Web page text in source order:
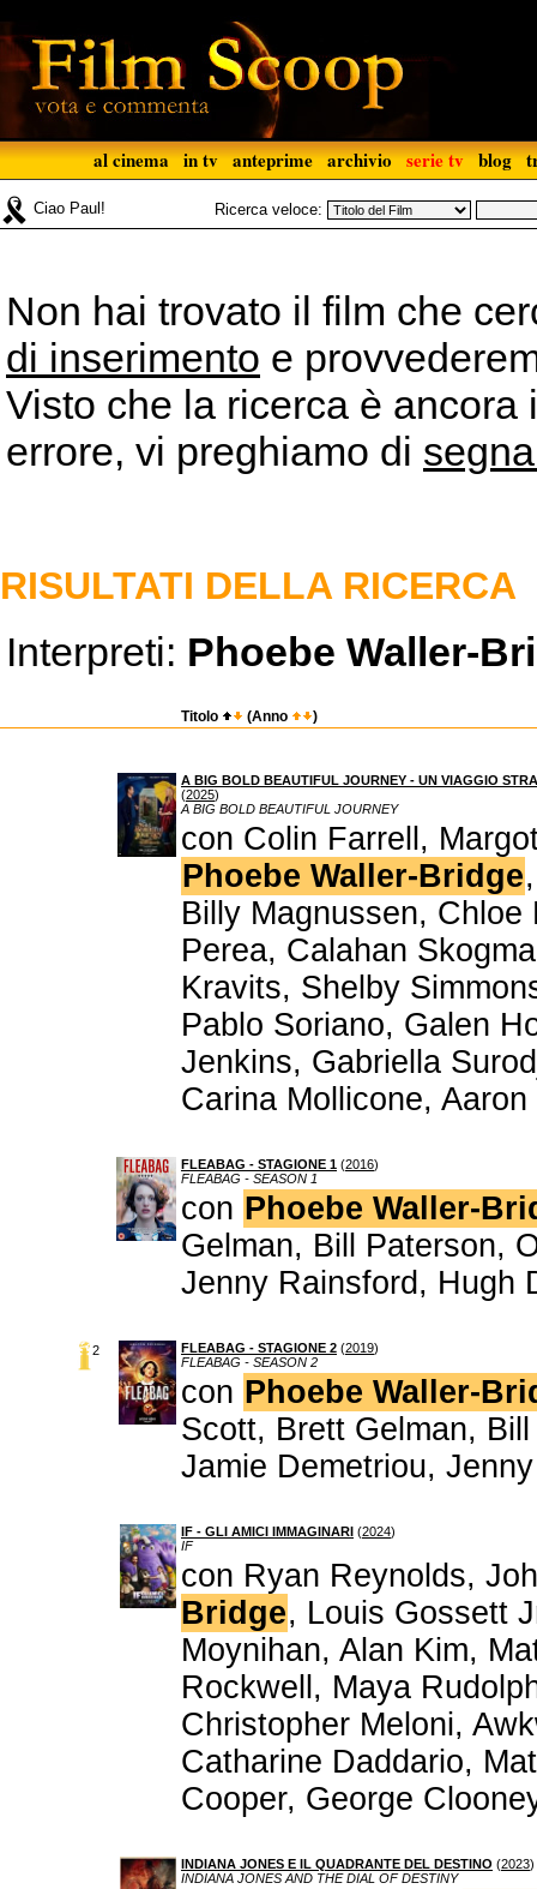
al cinema in tv anteprime archivio serie tv blog
Ciao Paul! Ricerca veloce:
Non hai trovato il film che
di inserimento e
Visto che la ricerca è
errore, vi preghiamo di
RISULTATI DELLA RICERCA
Interpreti: Phoebe Waller-
Titolo (Anno )
A BIG BOLD BEAUTIFUL JOURNEY - UN VIAGGIO
(2025)
A BIG BOLD BEAUTIFUL JOURNEY
con Colin Farrell,
Phoebe Waller-Bridge
Billy Magnussen,
Perea, Calahan
Kravits, Shelby
Pablo Soriano, Galen
Jenkins, Gabriella
Carina Mollicone,
FLEABAG - STAGIONE 1 (2016)
FLEABAG - SEASON 1
con Phoebe Waller-
Gelman, Bill Paterson,
Jenny Rainsford, Hugh
2 FLEABAG - STAGIONE 2 (2019)
FLEABAG - SEASON 2
con Phoebe Waller-
Scott, Brett Gelman,
Jamie Demetriou,
IF - GLI AMICI IMMAGINARI (2024)
IF
con Ryan Reynolds,
Bridge, Louis Gossett
Moynihan, Alan Kim,
Rockwell, Maya
Christopher Meloni,
Catharine Daddario,
Cooper, George
INDIANA JONES E IL QUADRANTE DEL DESTINO (2023)
INDIANA JONES AND THE DIAL OF DESTINY